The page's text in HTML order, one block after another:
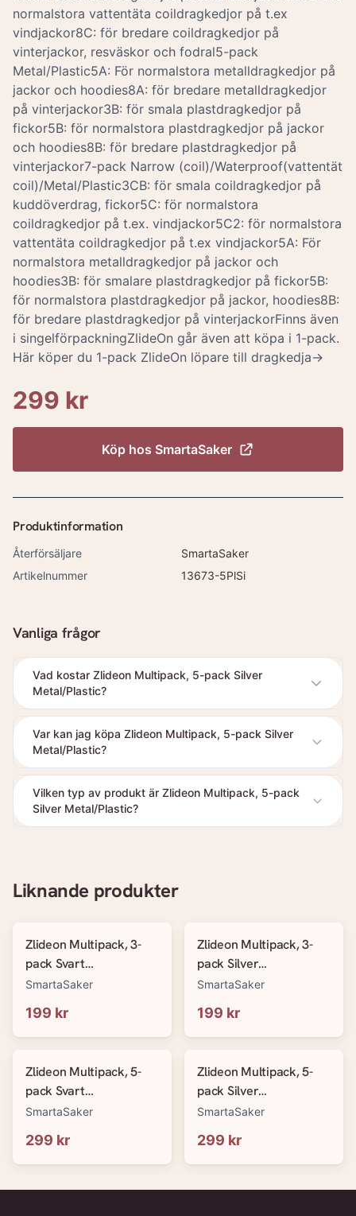
normalstora vattentäta coildragkedjor på t.ex
vindjackor8C: för bredare coildragkedjor på
vinterjackor, resväskor och fodral5-pack
Metal/Plastic5A: För normalstora metalldragkedjor på
jackor och hoodies8A: för bredare metalldragkedjor
på vinterjackor3B: för smala plastdragkedjor på
fickor5B: för normalstora plastdragkedjor på jackor
och hoodies8B: för bredare plastdragkedjor på
vinterjackor7-pack Narrow (coil)/Waterproof(vattentät
coil)/Metal/Plastic3CB: för smala coildragkedjor på
kuddöverdrag, fickor5C: för normalstora
coildragkedjor på t.ex. vindjackor5C2: för normalstora
vattentäta coildragkedjor på t.ex vindjackor5A: För
normalstora metalldragkedjor på jackor och
hoodies3B: för smalare plastdragkedjor på fickor5B:
för normalstora plastdragkedjor på jackor, hoodies8B:
för bredare plastdragkedjor på vinterjackorFinns även
i singelförpackningZlideOn går även att köpa i 1-pack.
Här köper du 1-pack ZlideOn löpare till dragkedja->
299 kr
Köp hos SmartaSaker
Produktinformation
Återförsäljare
SmartaSaker
Artikelnummer
13673-5PlSi
Vanliga frågor
Vad kostar Zlideon Multipack, 5-pack Silver
Metal/Plastic?
Var kan jag köpa Zlideon Multipack, 5-pack Silver
Metal/Plastic?
Vilken typ av produkt är Zlideon Multipack, 5-pack
Silver Metal/Plastic?
Liknande produkter
Zlideon Multipack, 3-
pack Svart
Metal/Plastic/Narrow
SmartaSaker
199 kr
Zlideon Multipack, 3-
pack Silver
Metal/Plastic/Narrow
SmartaSaker
199 kr
Zlideon Multipack, 5-
pack Svart
Narrow/Waterproof
SmartaSaker
299 kr
Zlideon Multipack, 5-
pack Silver
Narrow/Waterproof
SmartaSaker
299 kr